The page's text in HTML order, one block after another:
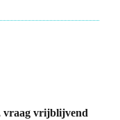
vraag vrijblijvend